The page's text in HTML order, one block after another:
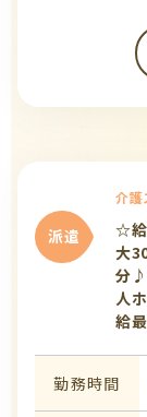
派遣
介護
☆給
大
分♪
人
給
勤務時間